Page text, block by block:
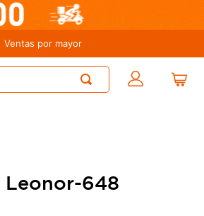
Ventas por mayor
Leonor-648